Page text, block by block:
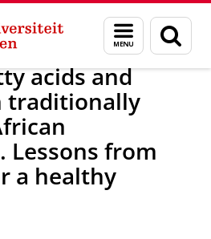
Menu
en
zoeken
Nieuwsberichten
acids and
traditionally
Lessons from
a healthy